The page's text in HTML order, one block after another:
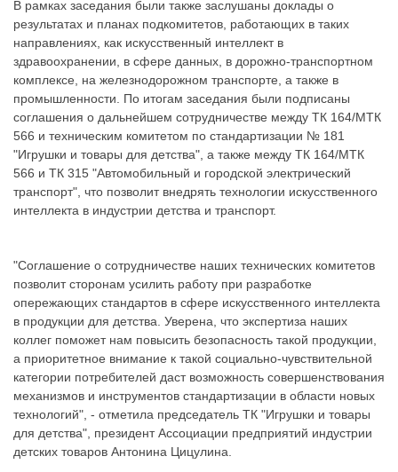
В рамках заседания были также заслушаны доклады о
результатах и планах подкомитетов, работающих в таких
направлениях, как искусственный интеллект в
здравоохранении, в сфере данных, в дорожно-транспортном
комплексе, на железнодорожном транспорте, а также в
промышленности. По итогам заседания были подписаны
соглашения о дальнейшем сотрудничестве между ТК 164/МТК
566 и техническим комитетом по стандартизации № 181
"Игрушки и товары для детства", а также между ТК 164/МТК
566 и ТК 315 "Автомобильный и городской электрический
транспорт", что позволит внедрять технологии искусственного
интеллекта в индустрии детства и транспорт.
"Соглашение о сотрудничестве наших технических комитетов
позволит сторонам усилить работу при разработке
опережающих стандартов в сфере искусственного интеллекта
в продукции для детства. Уверена, что экспертиза наших
коллег поможет нам повысить безопасность такой продукции,
а приоритетное внимание к такой социально-чувствительной
категории потребителей даст возможность совершенствования
механизмов и инструментов стандартизации в области новых
технологий", - отметила председатель ТК "Игрушки и товары
для детства", президент Ассоциации предприятий индустрии
детских товаров Антонина Цицулина.